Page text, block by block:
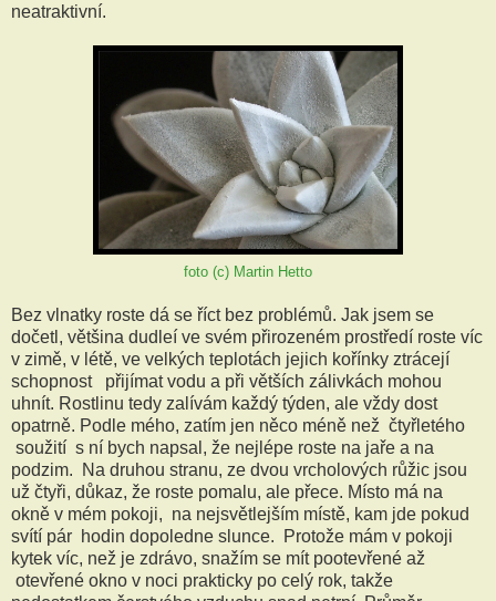
neatraktivní.
foto (c) Martin Hetto
Bez vlnatky roste dá se říct bez problémů. Jak jsem se
dočetl, většina dudleí ve svém přirozeném prostředí roste víc
v zimě, v létě, ve velkých teplotách jejich kořínky ztrácejí
schopnost přijímat vodu a při větších zálivkách mohou
uhnít. Rostlinu tedy zalívám každý týden, ale vždy dost
opatrně. Podle mého, zatím jen něco méně než čtyřletého
soužití s ní bych napsal, že nejlépe roste na jaře a na
podzim. Na druhou stranu, ze dvou vrcholových růžic jsou
už čtyři, důkaz, že roste pomalu, ale přece. Místo má na
okně v mém pokoji, na nejsvětlejším místě, kam jde pokud
svítí pár hodin dopoledne slunce. Protože mám v pokoji
kytek víc, než je zdrávo, snažím se mít pootevřené až
otevřené okno v noci prakticky po celý rok, takže